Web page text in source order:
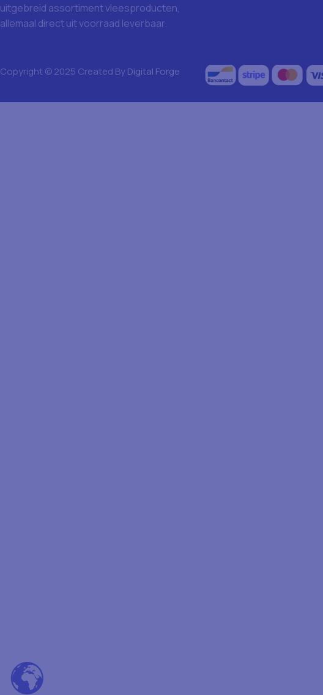
uitgebreid assortiment vleesproducten,
allemaal direct uit voorraad leverbaar.
Copyright © 2025 Created ByDigital Forge